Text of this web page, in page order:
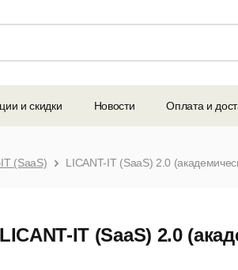
и скидки Новости Оплата и
(SaaS)
LICANT-IT (SaaS) 2.0